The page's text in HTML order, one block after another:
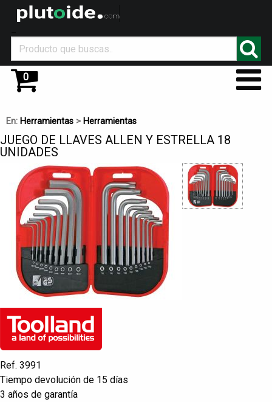
0
En: Herramientas > Herramientas
JUEGO DE LLAVES ALLEN Y ESTRELLA 18
UNIDADES
Ref. 3991
Tiempo devolución de 15 días
3 años de garantía